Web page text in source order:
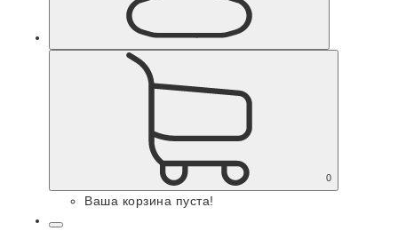
0
Ваша корзина пуста!